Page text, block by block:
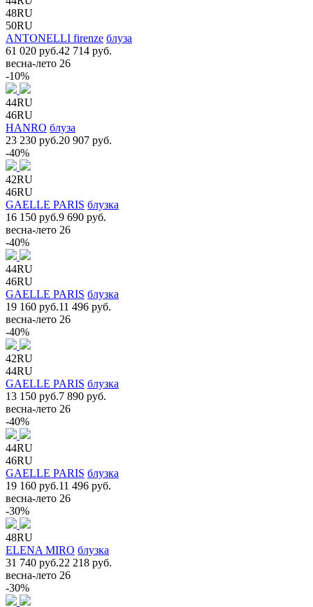
48RU
50RU
ANTONELLI firenze блуза
61 020 руб.42 714 руб.
весна-лето 26
-10%
44RU
46RU
HANRO блуза
23 230 руб.20 907 руб.
-40%
42RU
46RU
GAELLE PARIS блузка
16 150 руб.9 690 руб.
весна-лето 26
-40%
44RU
46RU
GAELLE PARIS блузка
19 160 руб.11 496 руб.
весна-лето 26
-40%
42RU
44RU
GAELLE PARIS блузка
13 150 руб.7 890 руб.
весна-лето 26
-40%
44RU
46RU
GAELLE PARIS блузка
19 160 руб.11 496 руб.
весна-лето 26
-30%
48RU
ELENA MIRO блузка
31 740 руб.22 218 руб.
весна-лето 26
-30%